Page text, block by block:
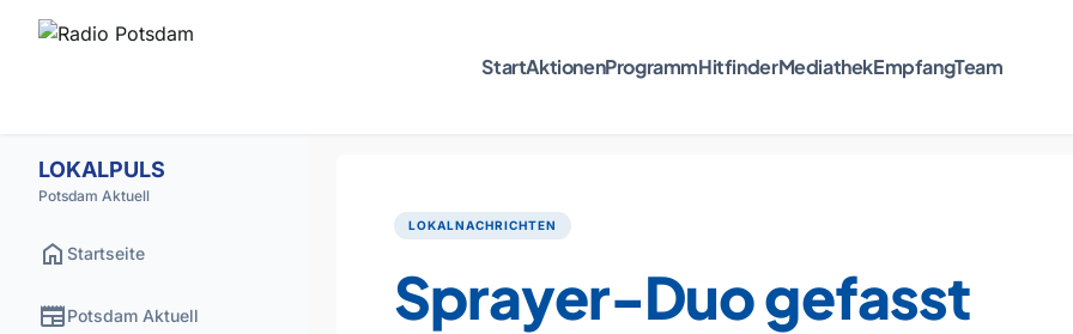
StartAktionenProgrammHitfinderMediathekEmpfangTeam
LOKALPULS
Potsdam Aktuell
home Startseite
newspaperPotsdam Aktuell
LOKALNACHRICHTEN
Sprayer-Duo gefasst